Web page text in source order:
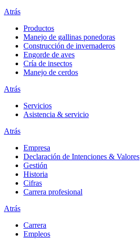
Atrás
Productos
Manejo de gallinas ponedoras
Construcción de invernaderos
Engorde de aves
Cría de insectos
Manejo de cerdos
Atrás
Servicios
Asistencia & servicio
Atrás
Empresa
Declaración de Intenciones & Valores
Gestión
Historia
Cifras
Carrera profesional
Atrás
Carrera
Empleos